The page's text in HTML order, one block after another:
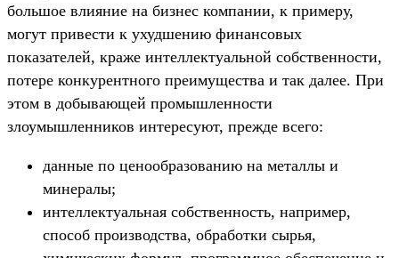
большое влияние на бизнес компании, к примеру,
могут привести к ухудшению финансовых
показателей, краже интеллектуальной собственности,
потере конкурентного преимущества и так далее. При
этом в добывающей промышленности
злоумышленников интересуют, прежде всего:
данные по ценообразованию на металлы и
минералы;
интеллектуальная собственность, например,
способ производства, обработки сырья,